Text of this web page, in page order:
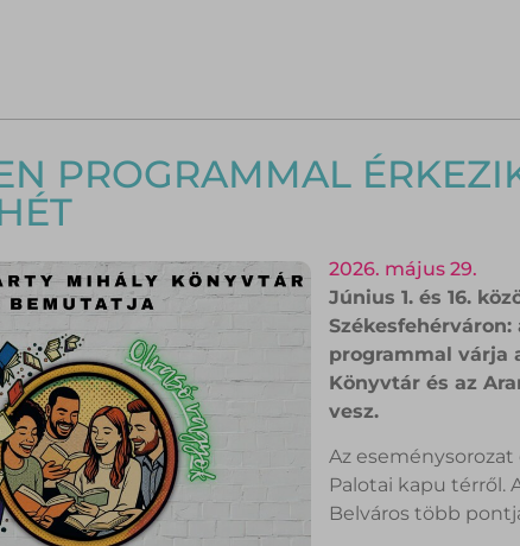
PROGRAMMAL
2026. május 29.
Június 1. és 16.
programmal várja
Könyvtár és az
vesz.
Az
Palotai kapu térről.
Belváros több